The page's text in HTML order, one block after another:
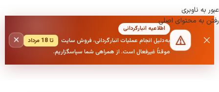
عبور به ناوبری
رفتن به محتوای اصلی
اطلاعیه انبارگردانی
به‌دلیل انجام عملیات انبارگردانی، فروش سایت
تا 18 مرداد
موقتاً غیرفعال است. از همراهی شما سپاسگزاریم.
×